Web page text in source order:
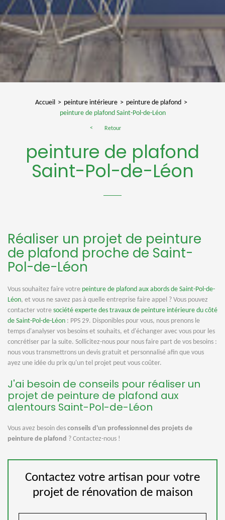
Accueil peinture intérieure
peinture de plafond
peinture de plafond Saint-Pol-de-Léon
Retour
peinture de plafond
Saint-Pol-de-Léon
Réaliser un projet de peinture
de plafond proche de Saint-
Pol-de-Léon
Vous souhaitez faire votre peinture de plafond aux abords de Saint-Pol-de-
Léon, et vous ne savez pas à quelle entreprise faire appel ? Vous pouvez
contacter votre société experte des travaux de peinture intérieure du côté
de Saint-Pol-de-Léon : PPS 29. Disponibles pour vous, nous prenons le
temps d'analyser vos besoins et souhaits, et d'échanger avec vous pour les
concrétiser par la suite. Sollicitez-nous pour nous faire part de vos besoins :
nous vous transmettrons un devis gratuit et personnalisé afin que vous
ayez une idée du prix qu'un tel projet peut vous coûter.
J'ai besoin de conseils pour réaliser un
projet de peinture de plafond aux
alentours Saint-Pol-de-Léon
Vous avez besoin des conseils d'un professionnel des projets de
peinture de plafond ? Contactez-nous !
Contactez votre artisan pour votre
projet de rénovation de maison